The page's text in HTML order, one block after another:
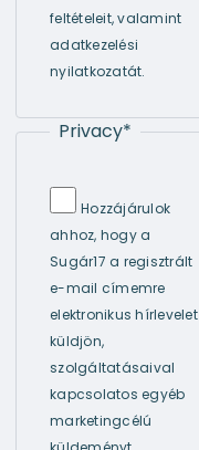
feltételeit, valamint
adatkezelési
nyilatkozatát.
Privacy*
Hozzájárulok
ahhoz, hogy a
Sugár17 a regisztrált
e-mail címemre
elektronikus hírlevelet
küldjön,
szolgáltatásaival
kapcsolatos egyéb
marketingcélú